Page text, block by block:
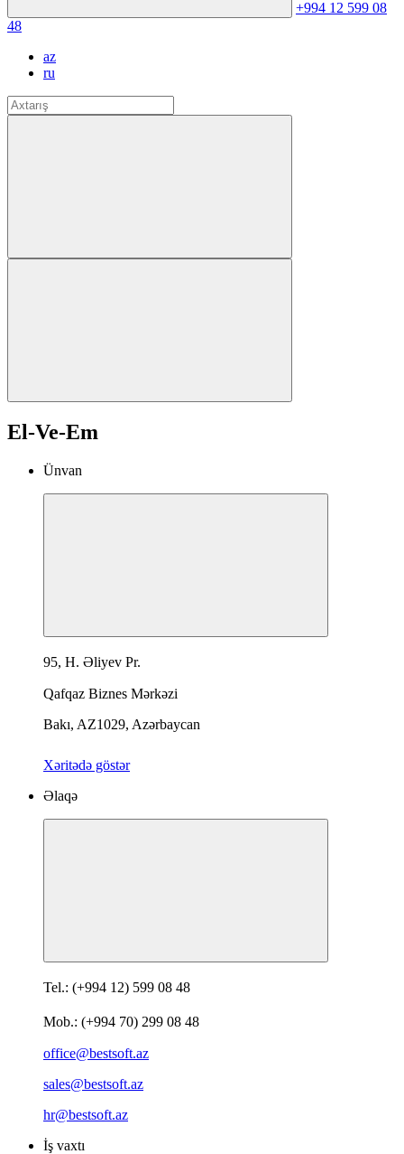
+994 12 599 08
48
az
ru
El-Ve-Em
Ünvan
95, H. Əliyev Pr.
Qafqaz Biznes Mərkəzi
Bakı, AZ1029, Azərbaycan
Xəritədə göstər
Əlaqə
Tel.: (+994 12) 599 08 48
Mob.: (+994 70) 299 08 48
office@bestsoft.az
sales@bestsoft.az
hr@bestsoft.az
İş vaxtı